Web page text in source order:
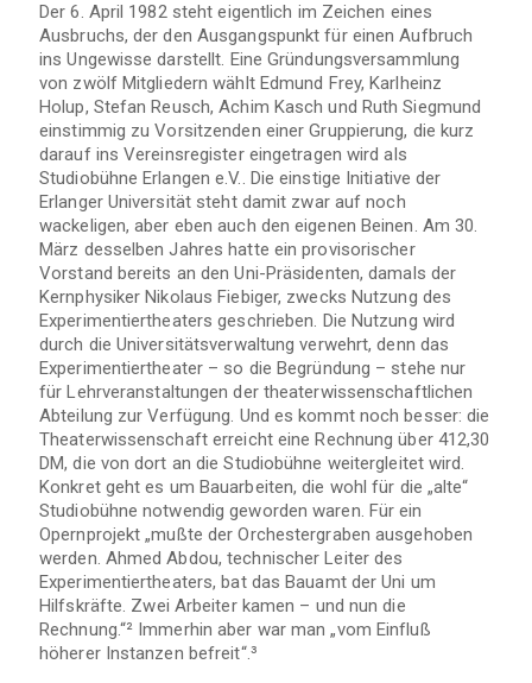
Der 6. April 1982 steht eigentlich im Zeichen eines
Ausbruchs, der den Ausgangspunkt für einen Aufbruch
ins Ungewisse darstellt. Eine Gründungsversammlung
von zwölf Mitgliedern wählt Edmund Frey, Karlheinz
Holup, Stefan Reusch, Achim Kasch und Ruth Siegmund
einstimmig zu Vorsitzenden einer Gruppierung, die kurz
darauf ins Vereinsregister eingetragen wird als
Studiobühne Erlangen e.V.. Die einstige Initiative der
Erlanger Universität steht damit zwar auf noch
wackeligen, aber eben auch den eigenen Beinen. Am 30.
März desselben Jahres hatte ein provisorischer
Vorstand bereits an den Uni-Präsidenten, damals der
Kernphysiker Nikolaus Fiebiger, zwecks Nutzung des
Experimentiertheaters geschrieben. Die Nutzung wird
durch die Universitätsverwaltung verwehrt, denn das
Experimentiertheater – so die Begründung – stehe nur
für Lehrveranstaltungen der theaterwissenschaftlichen
Abteilung zur Verfügung. Und es kommt noch besser: die
Theaterwissenschaft erreicht eine Rechnung über 412,30
DM, die von dort an die Studiobühne weitergleitet wird.
Konkret geht es um Bauarbeiten, die wohl für die „alte“
Studiobühne notwendig geworden waren. Für ein
Opernprojekt „mußte der Orchestergraben ausgehoben
werden. Ahmed Abdou, technischer Leiter des
Experimentiertheaters, bat das Bauamt der Uni um
Hilfskräfte. Zwei Arbeiter kamen – und nun die
Rechnung.“² Immerhin aber war man „vom Einfluß
höherer Instanzen befreit“.³